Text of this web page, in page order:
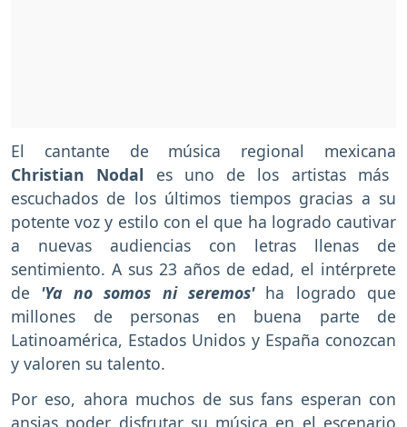
El cantante de música regional mexicana
Christian Nodal es uno de los artistas más
escuchados de los últimos tiempos gracias a su
potente voz y estilo con el que ha logrado cautivar
a nuevas audiencias con letras llenas de
sentimiento. A sus 23 años de edad, el intérprete
de 'Ya no somos ni seremos' ha logrado que
millones de personas en buena parte de
Latinoamérica, Estados Unidos y España conozcan
y valoren su talento.
Por eso, ahora muchos de sus fans esperan con